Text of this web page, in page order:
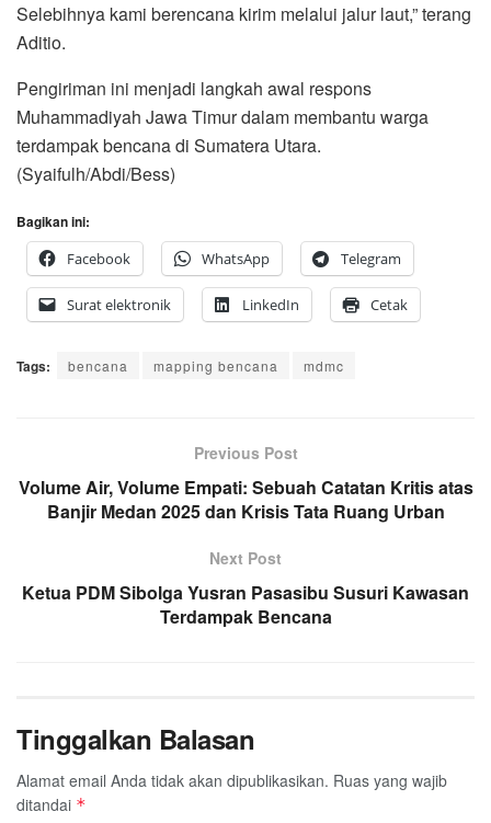
Selebihnya kami berencana kirim melalui jalur laut,” terang
Aditio.
Pengiriman ini menjadi langkah awal respons
Muhammadiyah Jawa Timur dalam membantu warga
terdampak bencana di Sumatera Utara.
(Syaifulh/Abdi/Bess)
Bagikan ini:
Facebook
WhatsApp Telegram
Surat elektronik LinkedIn Cetak
Tags: bencana mapping bencana mdmc
Previous Post
Volume Air, Volume Empati: Sebuah Catatan Kritis atas
Banjir Medan 2025 dan Krisis Tata Ruang Urban
Next Post
Ketua PDM Sibolga Yusran Pasasibu Susuri Kawasan
Terdampak Bencana
Tinggalkan Balasan
Alamat email Anda tidak akan dipublikasikan. Ruas yang wajib
ditandai *